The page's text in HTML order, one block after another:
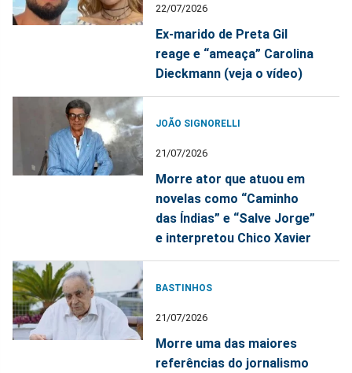
22/07/2026
Ex-marido de Preta Gil
reage e “ameaça” Carolina
Dieckmann (veja o vídeo)
JOÃO SIGNORELLI
21/07/2026
Morre ator que atuou em
novelas como “Caminho
das Índias” e “Salve Jorge”
e interpretou Chico Xavier
BASTINHOS
21/07/2026
Morre uma das maiores
referências do jornalismo